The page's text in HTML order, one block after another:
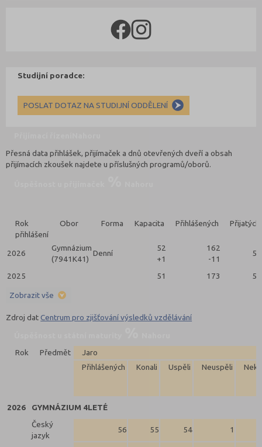
Studijní poradce:
POSLAT DOTAZ NA STUDIJNÍ ODDĚLENÍ
Přesná data přihlášek, přijímaček a dnů otevřených dveří a obsah
přijímacích zkoušek najdete u příslušných programů/oborů.
Rok
přihlášení
Obor Forma Kapacita Přihlášených Přijatých
2026
Gymnázium
(7941K41)
Denní
52
+1
162
-11
51
2025 51 173 51
Zobrazit vše
Zdroj datCentrum pro zjišťování výsledků vzdělávání
Rok
Předmět
Jaro
Přihlášených
Konali Uspěli Neuspěli
2026
GYMNÁZIUM 4LETÉ
Český
jazyk
56 55 54 1